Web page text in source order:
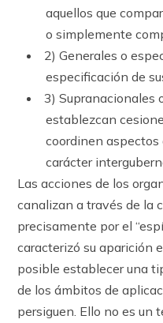
aquellos que
o simplemente
2) Generales o
especificación de
3) Supranacionales
establezcan
coordinen
carácter
Las acciones de los
canalizan a través de la
precisamente por el
caracterizó su aparición
posible establecer una
de los ámbitos de
persiguen. Ello no es un